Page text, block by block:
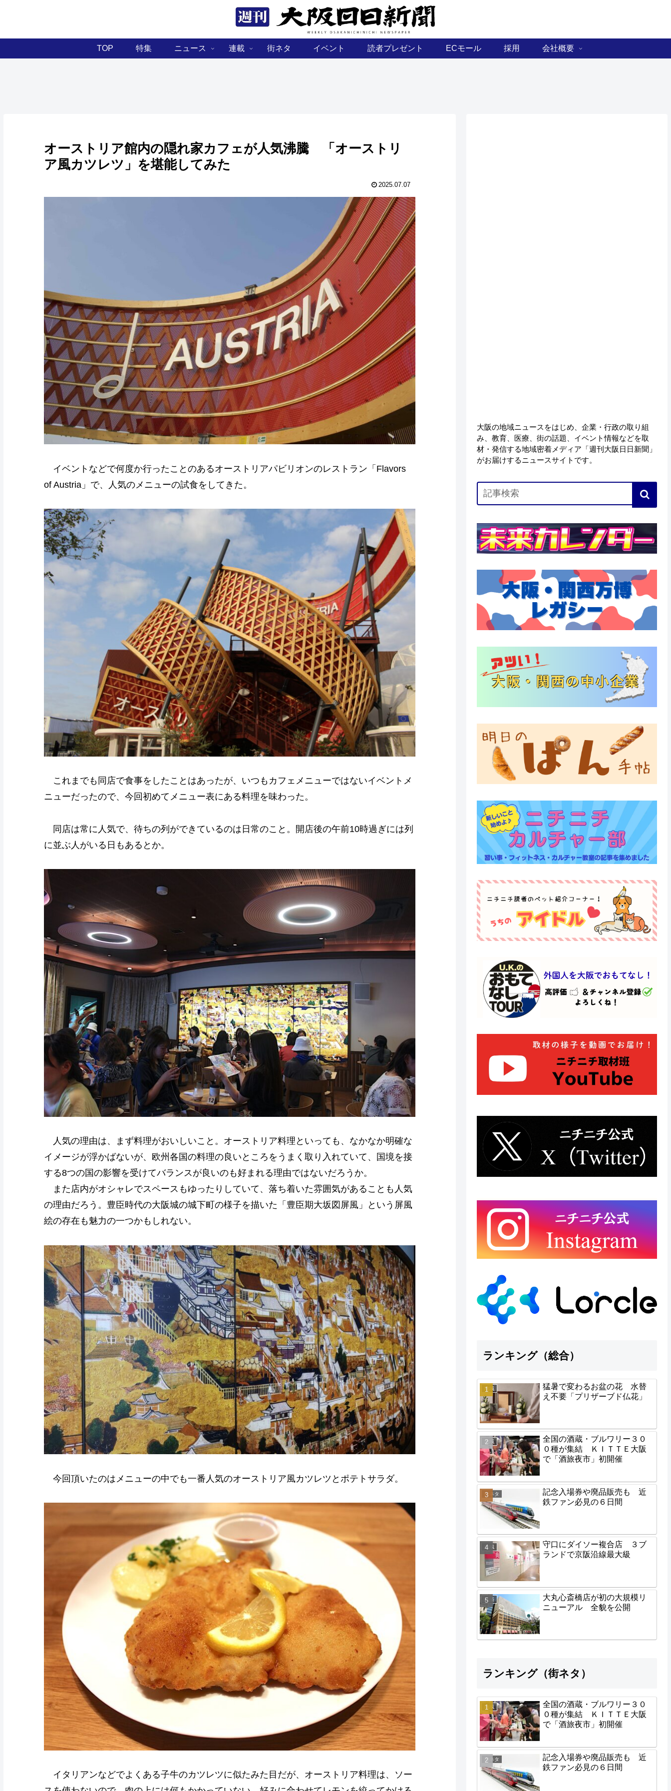
TOP 特集 ニュース 連載 街ネタ イベント 読者プレゼント ECモール 採用 会社概要
オーストリア館内の隠れ家カフェが人気沸騰 「オーストリ
ア風カツレツ」を堪能してみた
2025.07.07
イベントなどで何度か行ったことのあるオーストリアパビリオンのレストラン「Flavors
of Austria」で、人気のメニューの試食をしてきた。
これまでも同店で食事をしたことはあったが、いつもカフェメニューではないイベントメ
ニューだったので、今回初めてメニュー表にある料理を味わった。
同店は常に人気で、待ちの列ができているのは日常のこと。開店後の午前10時過ぎには列
に並ぶ人がいる日もあるとか。
人気の理由は、まず料理がおいしいこと。オーストリア料理といっても、なかなか明確な
イメージが浮かばないが、欧州各国の料理の良いところをうまく取り入れていて、国境を接
する8つの国の影響を受けてバランスが良いのも好まれる理由ではないだろうか。
また店内がオシャレでスペースもゆったりしていて、落ち着いた雰囲気があることも人気
の理由だろう。豊臣時代の大阪城の城下町の様子を描いた「豊臣期大坂図屏風」という屏風
絵の存在も魅力の一つかもしれない。
今回頂いたのはメニューの中でも一番人気のオーストリア風カツレツとポテトサラダ。
イタリアンなどでよくある子牛のカツレツに似たみた目だが、オーストリア料理は、ソー
大阪の地域ニュースをはじめ、企業・行政の取り組
み、教育、医療、街の話題、イベント情報などを取
材・発信する地域密着メディア「週刊大阪日日新聞」
がお届けするニュースサイトです。
ランキング（総合）
地域
猛暑で変わるお盆の花 水替
え不要「プリザーブド仏花」
地域
全国の酒蔵・ブルワリー３０
０種が集結 ＫＩＴＴＥ大阪
で「酒旅夜市」初開催
街ネタ
記念入場券や廃品販売も 近
鉄ファン必見の６日間
地域
守口にダイソー複合店 ３ブ
ランドで京阪沿線最大級
経済
大丸心斎橋店が初の大規模リ
ニューアル 全貌を公開
ランキング（街ネタ）
地域
全国の酒蔵・ブルワリー３０
０種が集結 ＫＩＴＴＥ大阪
で「酒旅夜市」初開催
街ネタ
記念入場券や廃品販売も 近
鉄ファン必見の６日間